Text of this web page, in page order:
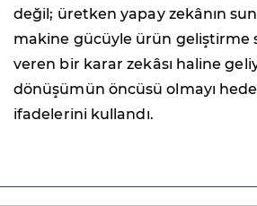
değil; üretken yapay zekânın
makine gücüyle ürün geliştirme
veren bir karar zekâsı haline
dönüşümün öncüsü olmayı
ifadelerini kullandı.